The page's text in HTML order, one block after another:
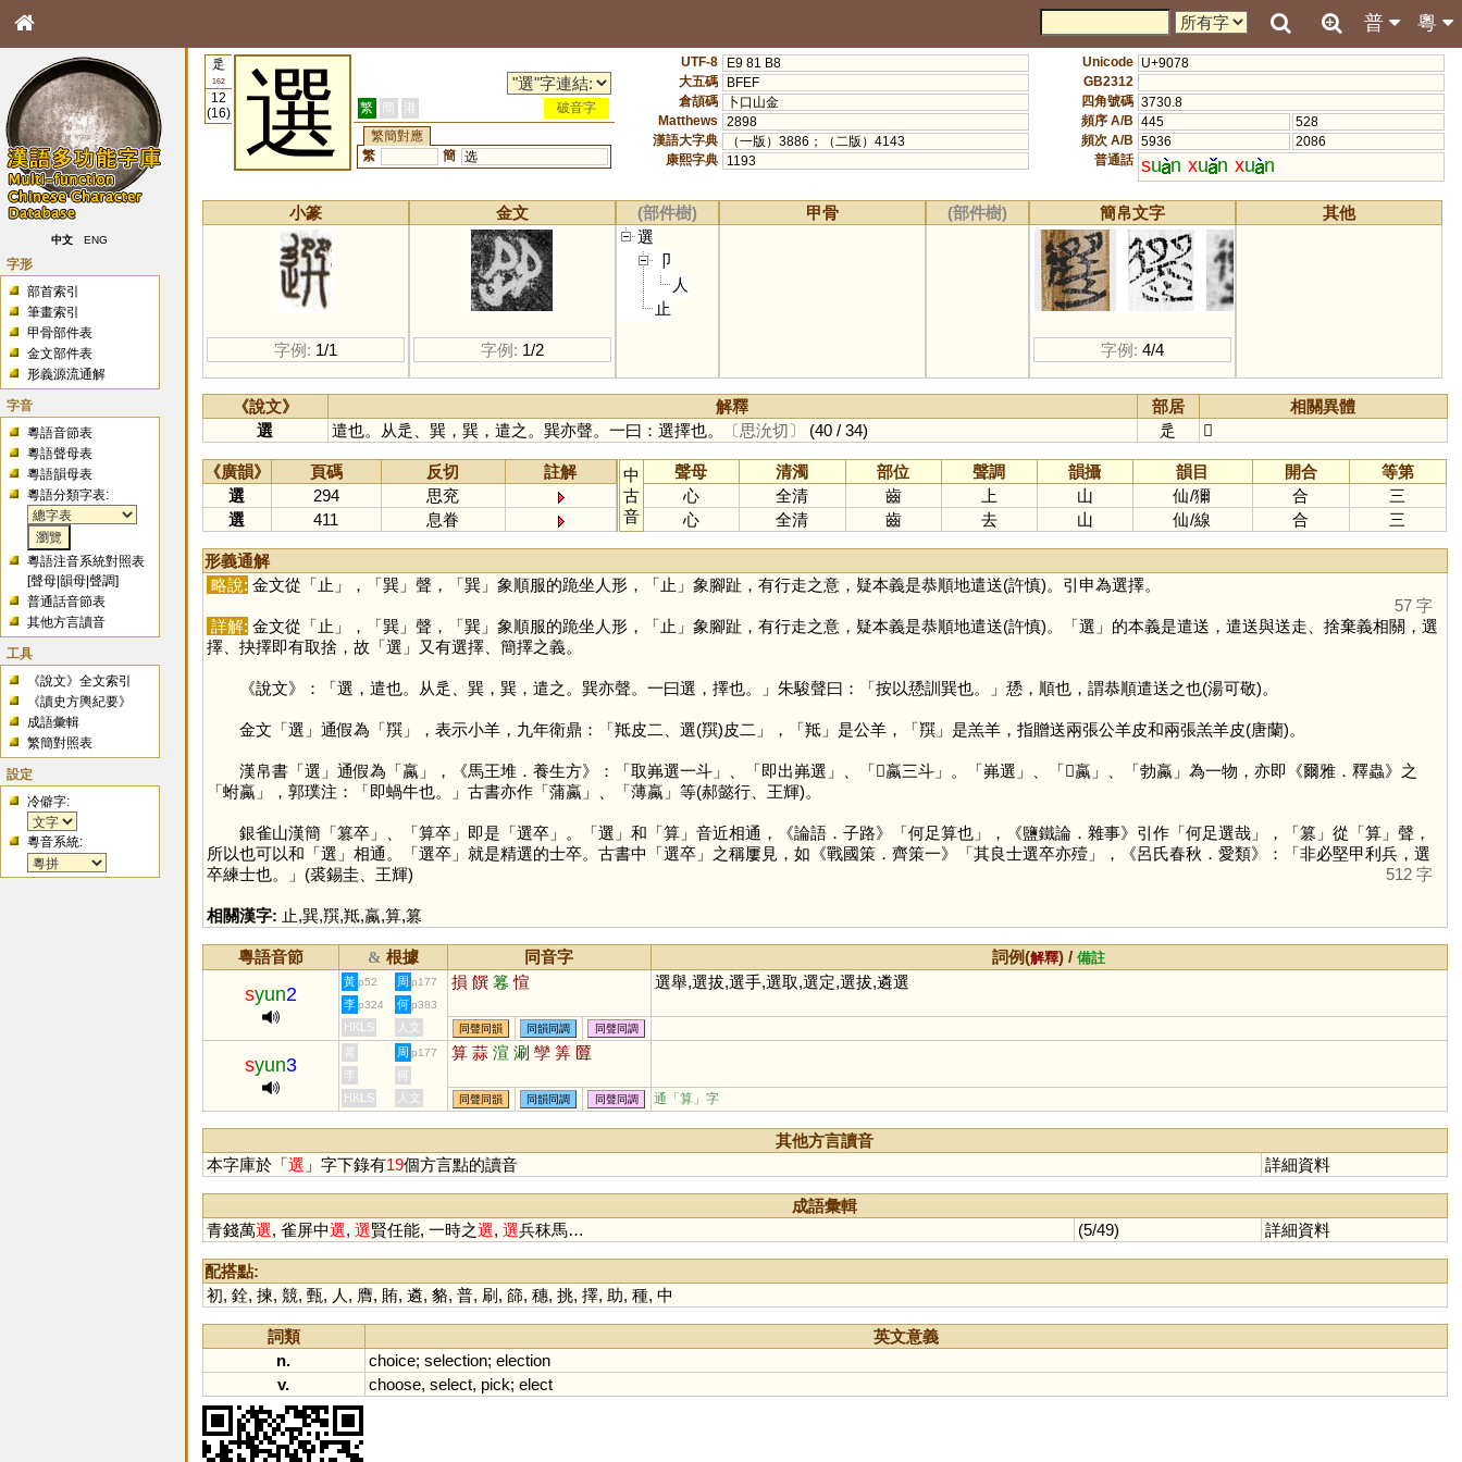
粵
普
中文 ENG
字形
部首索引
筆畫索引
甲骨部件表
金文部件表
形義源流通解
字音
粵語音節表
粵語聲母表
粵語韻母表
粵語分類字表:
粵語注音系統對照表
[聲母 |韻母 |聲調]
普通話音節表
其他方言讀音
工具
《說文》全文索引
《讀史方輿紀要》
成語彙輯
繁簡對照表
設定
冷僻字:
粵音系統:
辵
162
12
(16)
選 繁 簡 港
破音字
繁簡對應
繁
簡 选
UTF-8
E9 81 B8
大五碼
BFEF
倉頡碼
卜口山金
Matthews
2898
漢語大字典
（一版）3886；（二版）4143
康熙字典
1193
Unicode U+9078
GB2312
四角號碼 3730.8
頻序 A/B 445
528
頻次 A/B 5936
2086
普通話 su n xu n xu n
小篆
字例: 1/1
金文
字例: 1/2
(部件樹)
選
卩
人
止
甲骨 (部件樹) 簡帛文字
字例: 4/4
其他
《說文》 解釋 部居
相關異體
選
遣也。从辵、巽，巽，遣之。巽亦聲。一曰：選擇也。 〔思沇切〕 (40 / 34) 辵 𨕖
《廣韻》 頁碼 反切
註解
選
294
思兖
選
411 息眷
中
古
音
聲母 清濁 部位 聲調 韻攝 韻目 開合
等第
心
全清 齒 上 山 仙/獮 合
三
心
全清 齒 去 山 仙/線 合 三
形義通解
略說: 金文從「止 」，「巽」聲，「巽」象順服的跪坐人形，「止 」象腳趾，有行走之意，疑本義是恭順地遣送(許慎)。引申為選擇。
57 字
詳解: 金文從「止 」，「巽」聲，「巽」象順服的跪坐人形，「止 」象腳趾，有行走之意，疑本義是恭順地遣送(許慎)。「選 」的本義是遣送，遣送與送走、捨棄義相關，選
擇、抉擇即有取捨，故「選 」又有選擇、簡擇之義。
《說文》：「選，遣也。从辵、巽，巽，遣之。巽亦聲。一曰選，擇也。」朱駿聲曰：「按以愻訓巽也。」愻，順也，謂恭順遣送之也(湯可敬)。
金文「選 」通假為「䍻」，表示小羊，九年衛鼎：「羝皮二、選(䍻)皮二」，「羝」是公羊，「䍻」是羔羊，指贈送兩張公羊皮和兩張羔羊皮(唐蘭)。
漢帛書「選 」通假為「蠃」，《馬王堆．養生方》：「取岪選一斗」、「即出岪選」、「𧉸蠃三斗」。「岪選」、「𧉸蠃」、「勃蠃」為一物，亦即《爾雅．釋蟲》之
「蚹蠃」，郭璞注：「即蝸牛也。」古書亦作「蒲蠃」、「薄蠃」等(郝懿行、王輝)。
銀雀山漢簡「篡卒」、「算卒」即是「選卒」。「選 」和「算」音近相通，《論語．子路》「何足算也」，《鹽鐵論．雜事》引作「何足選哉」，「篡 」從「算」聲，
所以也可以和「選 」相通。「選卒」就是精選的士卒。古書中「選卒」之稱屢見，如《戰國策．齊策一》「其良士選卒亦殪」，《呂氏春秋．愛類》：「非必堅甲利兵，選
卒練士也。」(裘錫圭、王輝)
512 字
相關漢字: 止,巽,䍻,羝,蠃,算,篡
粵語音節 & 根據 同音字 詞例(解釋) /備註
syun2
黃 p52 周 p177 損 饌 篹 愃 選舉,選拔,選手,選取,選定,選拔,遴選
李 p324 何 p383
HKLS 人文 同聲同韻 同韻同調 同聲同調
syun3
黃 周 p177 算 蒜 渲 涮 孿 筭 匴
李
何
HKLS
人文 同聲同韻 同韻同調 同聲同調 通「算」字
其他方言讀音
本字庫於「選 」字下錄有19個方言點的讀音 詳細資料
成語彙輯
青錢萬選, 雀屏中選, 選賢任能, 一時之選, 選兵秣馬… (5/49) 詳細資料
配搭點:
初, 銓, 揀, 競, 甄, 人 , 膺, 賄, 遴, 貉, 普, 刷 , 篩, 穗, 挑, 擇, 助, 種, 中
詞類
英文意義
n.
choice; selection; election
v.
choose, select, pick; elect